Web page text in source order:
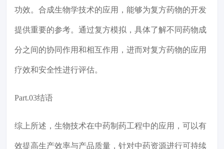
功效。合成生物学技术的应用，能够为复方药物的开发
提供重要的参考。通过复方模拟，具体了解不同药物成
分之间的协同作用和相互作用，进而对复方药物的应用
疗效和安全性进行评估。
Part.03结语
综上所述，生物技术在中药制药工程中的应用，可以有
效提高生产效率与产品质量，针对中药资源进行可持续